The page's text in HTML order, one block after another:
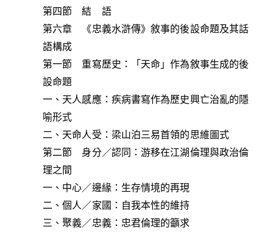
第四節 結 語
第六章 《忠義水滸傳》敘事的後設命題及其話
語構成
第一節 重寫歷史：「天命」作為敘事生成的後
設命題
一、天人感應：疾病書寫作為歷史興亡治亂的隱
喻形式
二、天命人受：梁山泊三易首領的思維圖式
第二節 身分／認同：游移在江湖倫理與政治倫
理之間
一、中心／邊緣：生存情境的再現
二、個人／家國：自我本性的維持
三、聚義／忠義：忠君倫理的籲求